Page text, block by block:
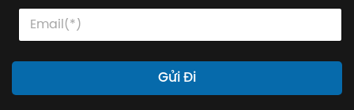
l
m
l
E
a
i
Gửi Đi